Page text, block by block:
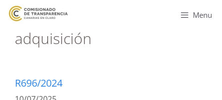
Menu
adquisición
R696/2024